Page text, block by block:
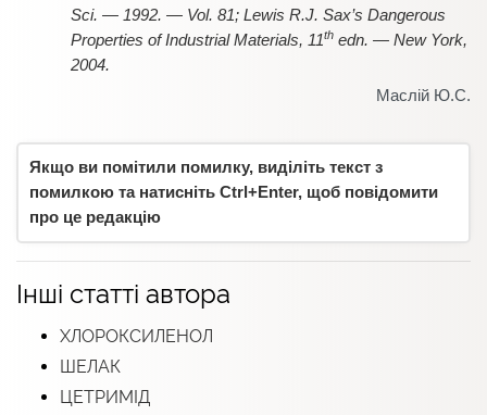
Sci. — 1992. — Vol. 81; Lewis R.J. Sax’s Dangerous
Properties of Industrial Materials, 11th edn. — New York,
2004.
Маслій Ю.С.
Якщо ви помітили помилку, виділіть текст з
помилкою та натисніть Ctrl+Enter, щоб повідомити
про це редакцію
Інші статті автора
ХЛОРОКСИЛЕНОЛ
ШЕЛАК
ЦЕТРИМІД